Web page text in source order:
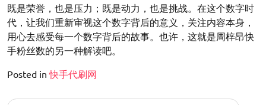
既是荣誉，也是压力；既是动力，也是挑战。在这个数字时
代，让我们重新审视这个数字背后的意义，关注内容本身，
用心去感受每一个数字背后的故事。也许，这就是周梓昂快
手粉丝数的另一种解读吧。
Posted in快手代刷网